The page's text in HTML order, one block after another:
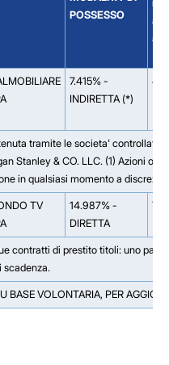
POSSESSO
ad
7.415% -
INDIRETTA (*)
tramite le societa' controllate
Stanley & CO. LLC. (1) Azioni
in qualsiasi momento a
TV
14.987% -
DIRETTA
contratti di prestito titoli: uno
scadenza.
BASE VOLONTARIA, PER